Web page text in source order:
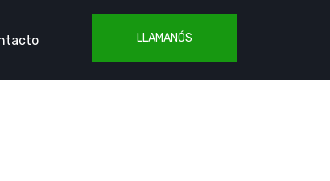
LLAMANÓS